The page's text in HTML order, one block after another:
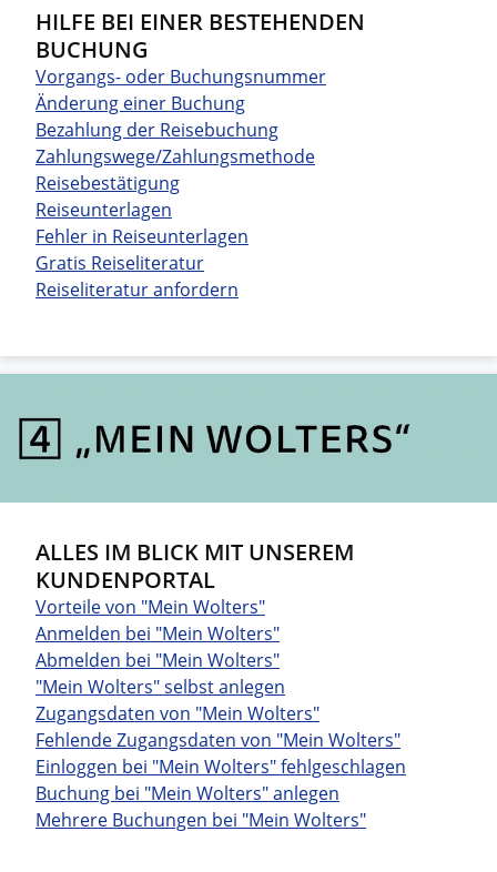
HILFE BEI EINER BESTEHENDEN
BUCHUNG
Vorgangs- oder Buchungsnummer
Änderung einer Buchung
Bezahlung der Reisebuchung
Zahlungswege/Zahlungsmethode
Reisebestätigung
Reiseunterlagen
Fehler in Reiseunterlagen
Gratis Reiseliteratur
Reiseliteratur anfordern
ALLES IM BLICK MIT UNSEREM
KUNDENPORTAL
Vorteile von "Mein Wolters"
Anmelden bei "Mein Wolters"
Abmelden bei "Mein Wolters"
"Mein Wolters" selbst anlegen
Zugangsdaten von "Mein Wolters"
Fehlende Zugangsdaten von "Mein Wolters"
Einloggen bei "Mein Wolters" fehlgeschlagen
Buchung bei "Mein Wolters" anlegen
Mehrere Buchungen bei "Mein Wolters"